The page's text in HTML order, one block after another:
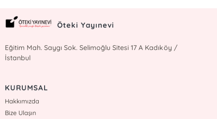
Öteki Yayınevi
Eğitim Mah. Saygı Sok. Selimoğlu Sitesi 17 A Kadıköy /
İstanbul
KURUMSAL
Hakkımızda
Bize Ulaşın